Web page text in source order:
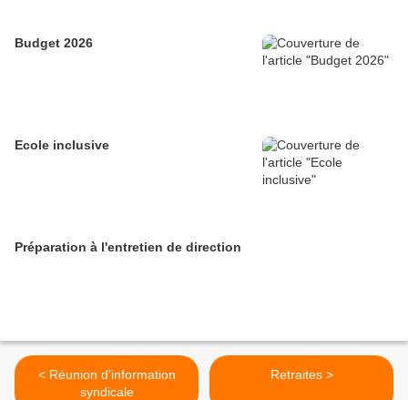
Budget 2026
Ecole inclusive
Préparation à l'entretien de direction
< Réunion d'information
syndicale
Retraites >